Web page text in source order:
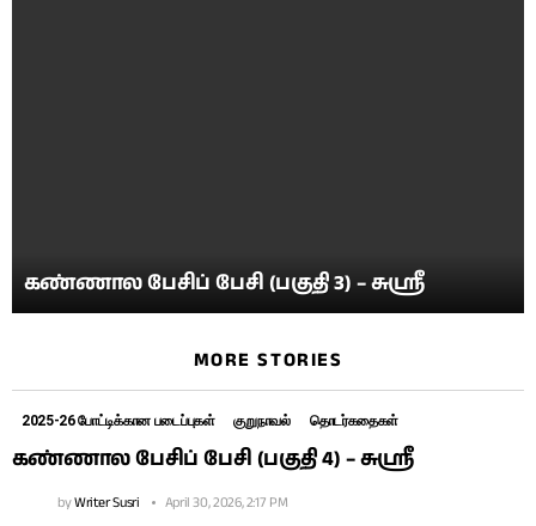
கண்ணால பேசிப் பேசி (பகுதி 3) – சுஶ்ரீ
MORE STORIES
2025-26 போட்டிக்கான படைப்புகள் குறுநாவல் தொடர்கதைகள்
கண்ணால பேசிப் பேசி (பகுதி 4) – சுஶ்ரீ
byWriter Susri April 30, 2026, 2:17 PM